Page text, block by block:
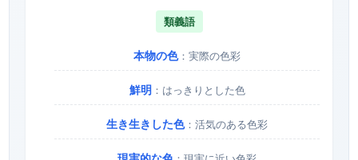
類義語
本物の色：実際の色彩
鮮明 ：はっきりとした色
生き生きした色：活気のある色彩